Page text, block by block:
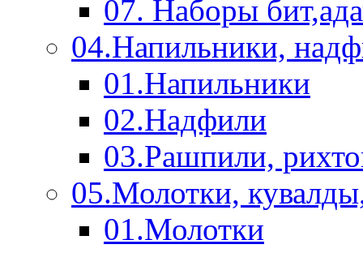
07. Наборы
04.Напильники,
01.Напильники
02.Надфили
03.Рашпили,
05.Молотки,
01.Молотки